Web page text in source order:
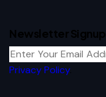
Newsletter Signup
Privacy Policy.